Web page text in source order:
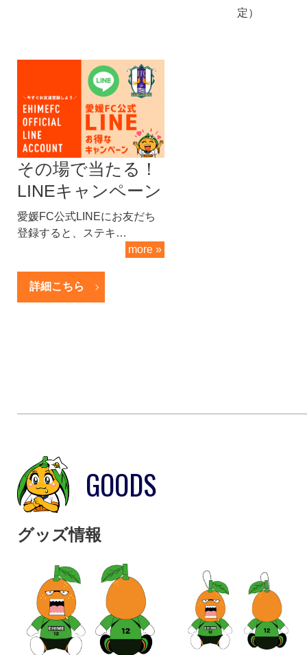
定）
その場で当たる！
LINEキャンペーン
愛媛FC公式LINEにお友だち
登録すると、ステキ…
more »
詳細こちら
GOODS
グッズ情報